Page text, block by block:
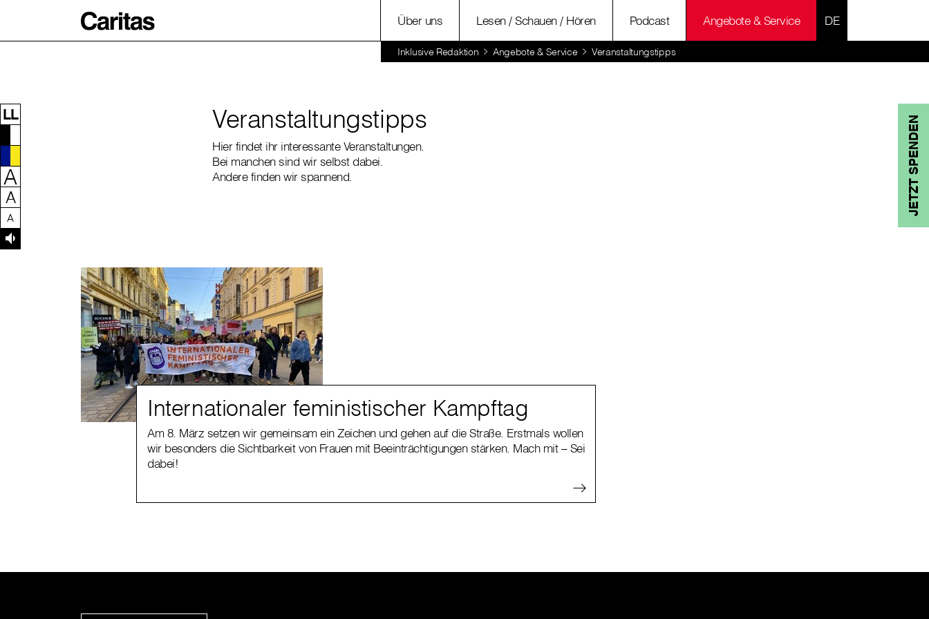
Zum Inhalt dieser Seite
Zur Navigation
Zum Footer dieser Seite
Über uns Lesen / Schauen / Hören Podcast Angebote & Service SPRACHE
Inklusive Redaktion Angebote & Service Veranstaltungstipps
JETZT SPENDEN
LL
A
A
A
Veranstaltungstipps
Hier findet ihr interessante Veranstaltungen.
Bei manchen sind wir selbst dabei.
Andere finden wir spannend.
Internationaler feministischer Kampftag
Am 8. März setzen wir gemeinsam ein Zeichen und gehen auf die Straße. Erstmals wollen
wir besonders die Sichtbarkeit von Frauen mit Beeinträchtigungen stärken. Mach mit – Sei
dabei!